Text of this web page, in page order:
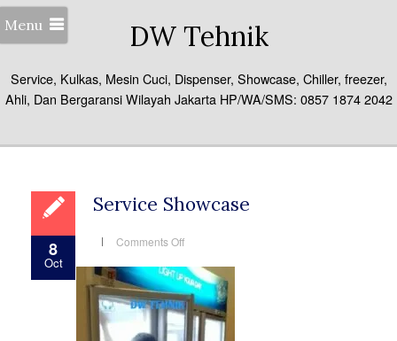
Menu DW Tehnik
Service, Kulkas, Mesin Cuci, Dispenser, Showcase, Chiller, freezer,
Ahli, Dan Bergaransi Wilayah Jakarta HP/WA/SMS: 0857 1874 2042
8
Oct
Service Showcase
Comments Offon